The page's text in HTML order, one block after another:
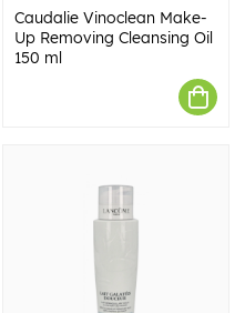
Caudalie Vinoclean Make-
Up Removing Cleansing Oil
150 ml